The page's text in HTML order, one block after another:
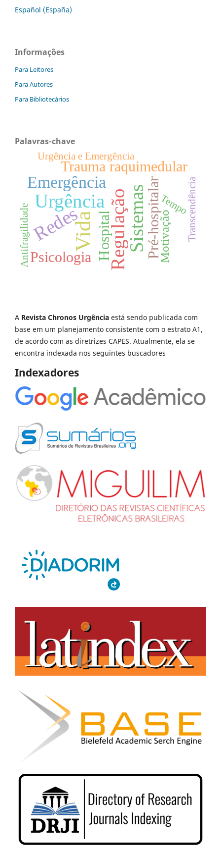
Español (España)
Informações
Para Leitores
Para Autores
Para Bibliotecários
Palavras-chave
Vida Regulação
Urgência
Redes Sistemas
Emergência
Trauma raquimedular
Hospital Pré-hospitalar
Psicologia Motivação
TempoTranscendência
Urgência e Emergência
Antifragilidade
A Revista Chronos Urgência está sendo publicada com
base em um planejamento consistente com o estrato A1,
de acordo com as diretrizes CAPES. Atualmente, ela se
encontra indexada nos seguintes buscadores
Indexadores